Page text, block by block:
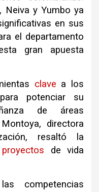
Neiva y Yumbo ya
en sus
el departamento
gran apuesta
clave a los
potenciar su
de áreas
directora
resaltó la
proyectos de vida
competencias